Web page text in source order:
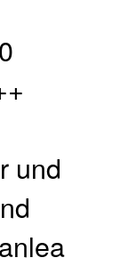
und